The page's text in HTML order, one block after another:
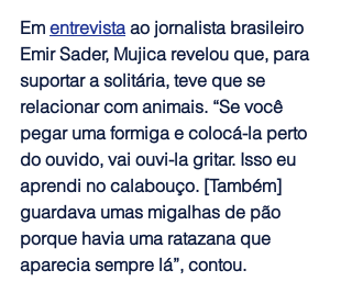
Em entrevista ao jornalista brasileiro
Emir Sader, Mujica revelou que, para
suportar a solitária, teve que se
relacionar com animais. “Se você
pegar uma formiga e colocá-la perto
do ouvido, vai ouvi-la gritar. Isso eu
aprendi no calabouço. [Também]
guardava umas migalhas de pão
porque havia uma ratazana que
aparecia sempre lá”, contou.